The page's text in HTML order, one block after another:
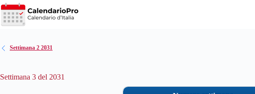
Salta
al
contenuto
Settimana 2 2031
Settimana 3 del 2031